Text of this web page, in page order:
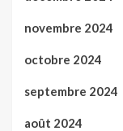
novembre 2024
octobre 2024
septembre 2024
août 2024